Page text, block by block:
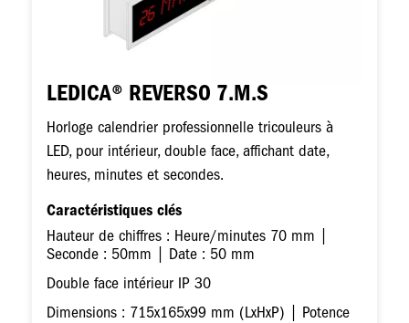
LEDICA® REVERSO 7.M.S
Horloge calendrier professionnelle tricouleurs à
LED, pour intérieur, double face, affichant date,
heures, minutes et secondes.
Caractéristiques clés
Hauteur de chiffres : Heure/minutes 70 mm |
Seconde : 50mm | Date : 50 mm
Double face intérieur IP 30
Dimensions : 715x165x99 mm (LxHxP) | Potence